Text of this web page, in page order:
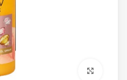
برای بزرگنمایی کلیک کنید